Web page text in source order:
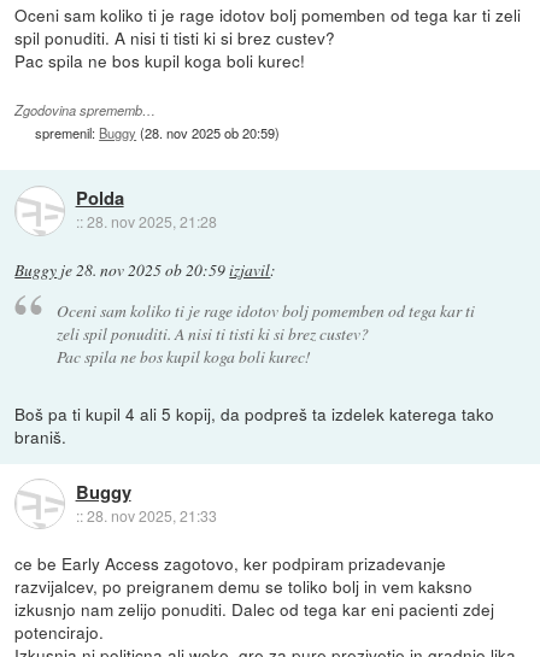
Oceni sam koliko ti je rage idotov bolj pomemben od tega kar ti zeli
spil ponuditi. A nisi ti tisti ki si brez custev?
Pac spila ne bos kupil koga boli kurec!
Zgodovina sprememb…
spremenil: Buggy (28. nov 2025 ob 20:59)
Polda
::28. nov 2025, 21:28
Buggy je28. nov 2025 ob 20:59izjavil:
Oceni sam koliko ti je rage idotov bolj pomemben od tega kar ti
zeli spil ponuditi. A nisi ti tisti ki si brez custev?
Pac spila ne bos kupil koga boli kurec!
Boš pa ti kupil 4 ali 5 kopij, da podpreš ta izdelek katerega tako
braniš.
Buggy
::28. nov 2025, 21:33
ce be Early Access zagotovo, ker podpiram prizadevanje
razvijalcev, po preigranem demu se toliko bolj in vem kaksno
izkusnjo nam zelijo ponuditi. Dalec od tega kar eni pacienti zdej
potencirajo.